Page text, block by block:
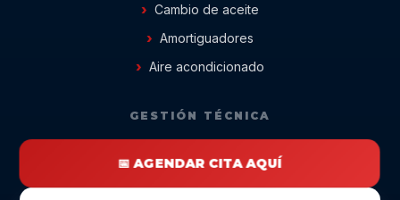
Cambio de aceite
Amortiguadores
Aire acondicionado
GESTIÓN TÉCNICA
📅 AGENDAR CITA AQUÍ